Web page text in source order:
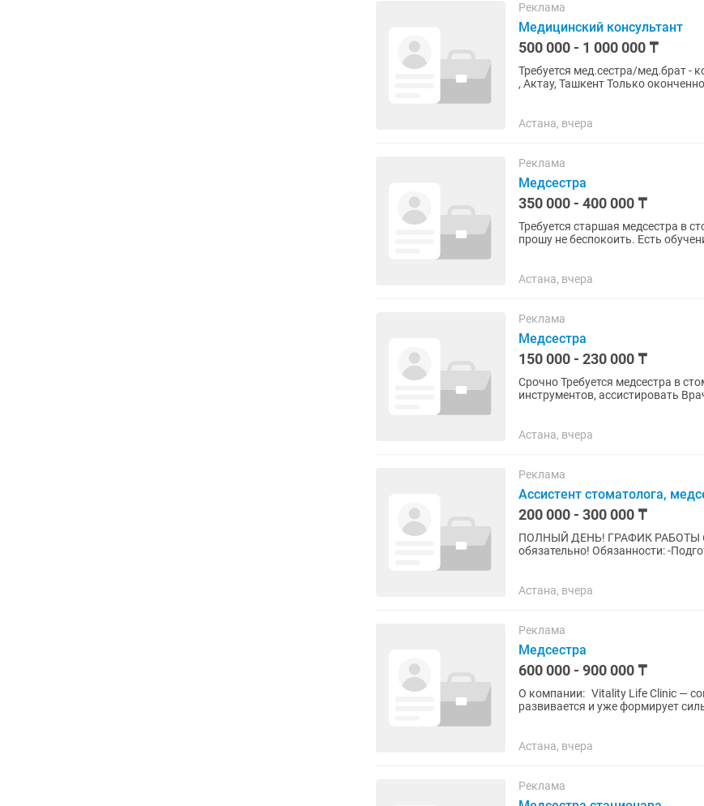
Реклама
Медицинский консультант
500 000 - 1 000 000 ₸
Требуется мед.сестра/мед.брат -
, Актау, Ташкент Только оконченное мед.образование Студентов не рассматриваем❌ Полный
Астана, вчера
Реклама
Медсестра
350 000 - 400 000 ₸
Требуется старшая медсестра в
прошу не беспокоить. Есть
Астана, вчера
Реклама
Медсестра
150 000 - 230 000 ₸
Срочно Требуется медсестра в
инструментов, ассистировать
Астана, вчера
Реклама
Ассистент стоматолога,
200 000 - 300 000 ₸
ПОЛНЫЙ ДЕНЬ! ГРАФИК РАБОТЫ 6/
обязательно! Обязанности: -
Астана, вчера
Реклама
Медсестра
600 000 - 900 000 ₸
О компании: Vitality Life Clinic —
развивается и уже формирует сильную
Астана, вчера
Реклама